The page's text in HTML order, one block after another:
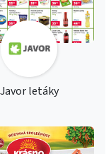
Javor letáky